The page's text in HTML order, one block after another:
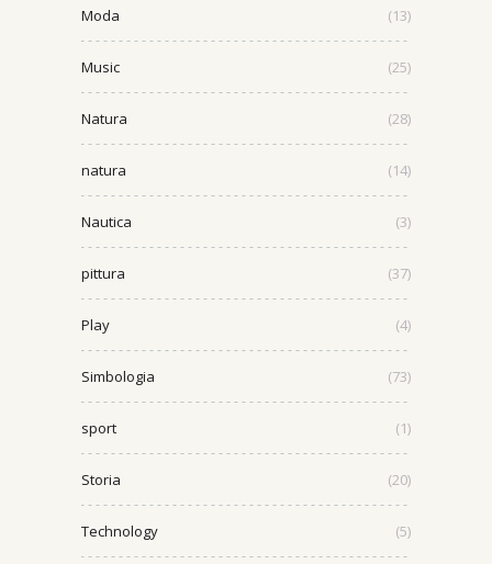
Moda (13)
Music (25)
Natura (28)
natura (14)
Nautica (3)
pittura (37)
Play (4)
Simbologia (73)
sport (1)
Storia (20)
Technology (5)